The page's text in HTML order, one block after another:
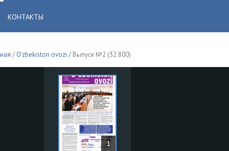
КОНТАКТЫ
/ O'zbekiston ovozi / Выпуск №2 (32.800)
1